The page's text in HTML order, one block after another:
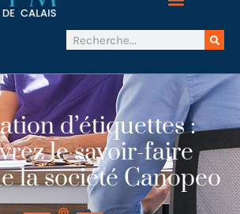
d’étiquettes :
le savoir-faire
la société Canopeo